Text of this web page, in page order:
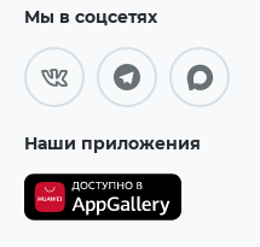
Мы в соцсетях
Наши приложения